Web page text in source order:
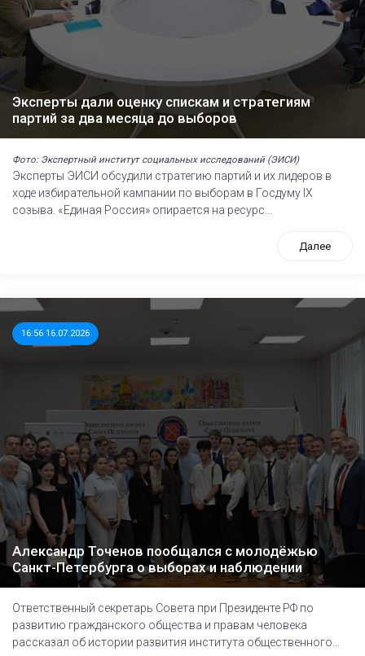
Эксперты дали оценку спискам и стратегиям
партий за два месяца до выборов
Фото: Экспертный институт социальных исследований (ЭИСИ)
Эксперты ЭИСИ обсудили стратегию партий и их лидеров в
ходе избирательной кампании по выборам в Госдуму IХ
созыва. «Единая Россия» опирается на ресурс...
Далее
16:56 16.07.2026
Александр Точенов пообщался с молодёжью
Санкт-Петербурга о выборах и наблюдении
Ответственный секретарь Совета при Президенте РФ по
развитию гражданского общества и правам человека
рассказал об истории развития института общественного...